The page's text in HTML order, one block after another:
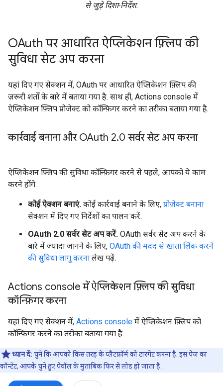
से जुड़े दिशा-निर्देश.
OAuth पर आधारित ऐप्लिकेशन फ़्लिप की
सुविधा सेट अप करना
यहां दिए गए सेक्शन में, OAuth पर आधारित ऐप्लिकेशन फ़्लिप की
ज़रूरी शर्तों के बारे में बताया गया है. साथ ही, Actions console में
ऐप्लिकेशन फ़्लिप प्रोजेक्ट को कॉन्फ़िगर करने का तरीका बताया गया है.
कार्रवाई बनाना और OAuth 2.0 सर्वर सेट अप करना
ऐप्लिकेशन फ़्लिप की सुविधा कॉन्फ़िगर करने से पहले, आपको ये काम
करने होंगे:
कोई ऐक्शन बनाएं. कोई कार्रवाई बनाने के लिए, प्रोजेक्ट बनाना
सेक्शन में दिए गए निर्देशों का पालन करें.
OAuth 2.0 सर्वर सेट अप करें. OAuth सर्वर सेट अप करने के
बारे में ज़्यादा जानने के लिए, OAuth की मदद से खाता लिंक करने
की सुविधा लागू करना लेख पढ़ें.
Actions console में ऐप्लिकेशन फ़्लिप की सुविधा
कॉन्फ़िगर करना
यहां दिए गए सेक्शन में, Actions console में ऐप्लिकेशन फ़्लिप को
कॉन्फ़िगर करने का तरीका बताया गया है.
ध्यान दें: चुनें कि आपको किस तरह के प्लैटफ़ॉर्म को टारगेट करना है. इस पेज का
कॉन्टेंट, आपके चुने हुए पेवॉल के मुताबिक फिर से लोड हो जाता है.